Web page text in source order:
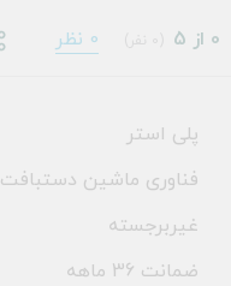
0 از 5 0 نظر
پلی استر
فناوری ماشین دستبافت
غیربرجسته
ضمانت 36 ماهه